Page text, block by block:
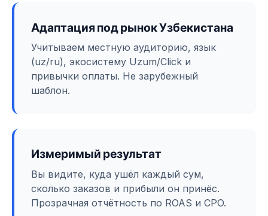
Адаптация под рынок Узбекистана
Учитываем местную аудиторию, язык
(uz/ru), экосистему Uzum/Click и
привычки оплаты. Не зарубежный
шаблон.
Измеримый результат
Вы видите, куда ушёл каждый сум,
сколько заказов и прибыли он принёс.
Прозрачная отчётность по ROAS и CPO.